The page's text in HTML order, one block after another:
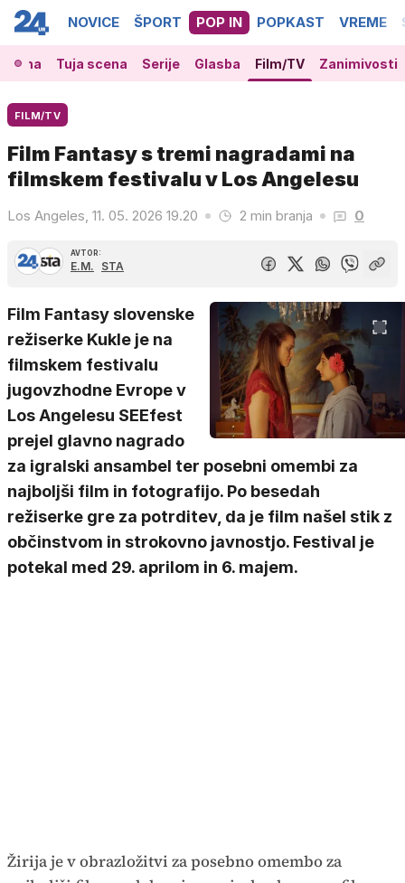
NOVICE ŠPORT POP IN POPKAST VREME
Tuja scena Serije Glasba Film/TV Zanimivosti
FILM/TV
Film Fantasy s tremi nagradami na
filmskem festivalu v Los Angelesu
Los Angeles, 11. 05. 2026 19.20 2 min branja 0
AVTOR:
E.M. STA
Film Fantasy slovenske
režiserke Kukle je na
filmskem festivalu
jugovzhodne Evrope v
Los Angelesu SEEfest
prejel glavno nagrado
za igralski ansambel ter posebni omembi za
najboljši film in fotografijo. Po besedah
režiserke gre za potrditev, da je film našel stik z
občinstvom in strokovno javnostjo. Festival je
potekal med 29. aprilom in 6. majem.
Žirija je v obrazložitvi za posebno omembo za